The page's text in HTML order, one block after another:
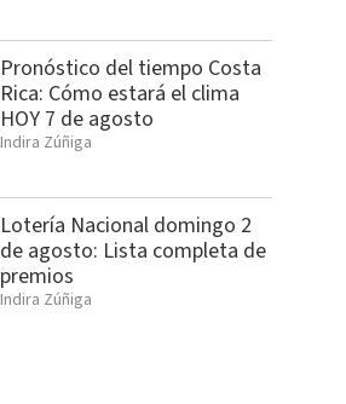
Pronóstico del tiempo Costa
Rica: Cómo estará el clima
HOY 7 de agosto
Indira Zúñiga
Lotería Nacional domingo 2
de agosto: Lista completa de
premios
Indira Zúñiga